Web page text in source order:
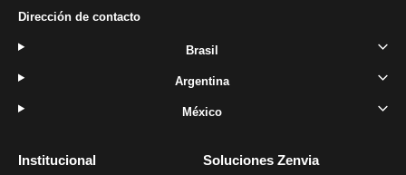
Institucional Soluciones Zenvia
Dirección de contacto
Brasil
Argentina
México